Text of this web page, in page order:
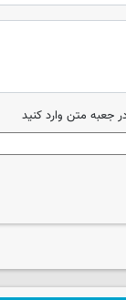
جعبه متن وارد کنید